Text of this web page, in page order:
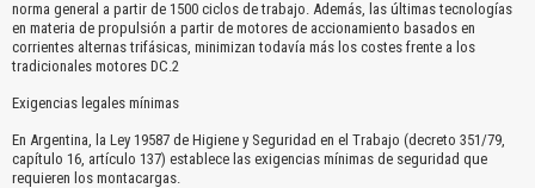
norma general a partir de 1500 ciclos de trabajo. Además, las últimas tecnologías
en materia de propulsión a partir de motores de accionamiento basados en
corrientes alternas trifásicas, minimizan todavía más los costes frente a los
tradicionales motores DC.2
Exigencias legales mínimas
En Argentina, la Ley 19587 de Higiene y Seguridad en el Trabajo (decreto 351/79,
capítulo 16, artículo 137) establece las exigencias mínimas de seguridad que
requieren los montacargas.